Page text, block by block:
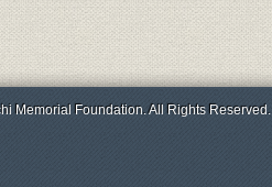
Memorial Foundation. All Rights Reserved.